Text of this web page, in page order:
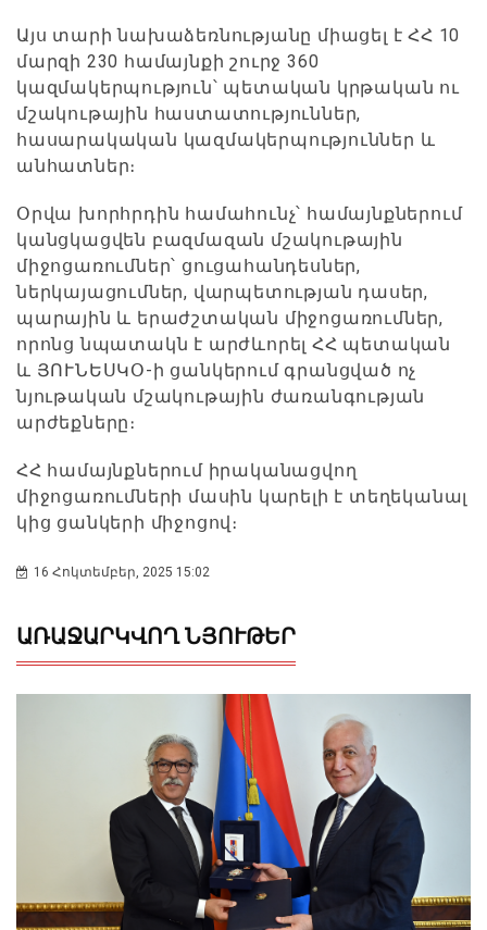
Այս տարի նախաձեռնությանը միացել է ՀՀ 10
մարզի 230 համայնքի շուրջ 360
կազմակերպություն՝ պետական կրթական ու
մշակութային հաստատություններ,
հասարակական կազմակերպություններ և
անհատներ։
Օրվա խորհրդին համահունչ՝ համայնքներում
կանցկացվեն բազմազան մշակութային
միջոցառումներ՝ ցուցահանդեսներ,
ներկայացումներ, վարպետության դասեր,
պարային և երաժշտական միջոցառումներ,
որոնց նպատակն է արժևորել ՀՀ պետական
և ՅՈՒՆԵՍԿՕ-ի ցանկերում գրանցված ոչ
նյութական մշակութային ժառանգության
արժեքները։
ՀՀ համայնքներում իրականացվող
միջոցառումների մասին կարելի է տեղեկանալ
կից ցանկերի միջոցով։
16 Հոկտեմբեր, 2025 15:02
ԱՌԱՋԱՐԿՎՈՂ ՆՅՈՒԹԵՐ